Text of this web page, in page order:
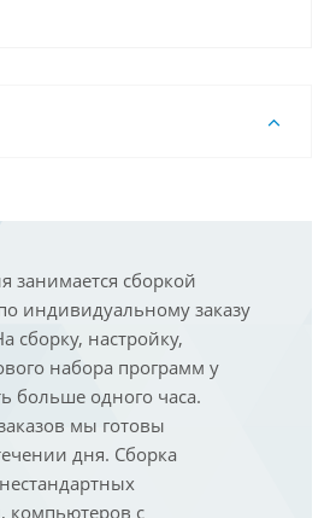
занимается сборкой
индивидуальному заказу
сборку, настройку,
набора программ у
больше одного часа.
мы готовы
дня. Сборка
компьютеров с